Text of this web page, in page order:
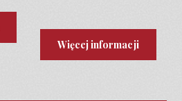
Więcej informacji